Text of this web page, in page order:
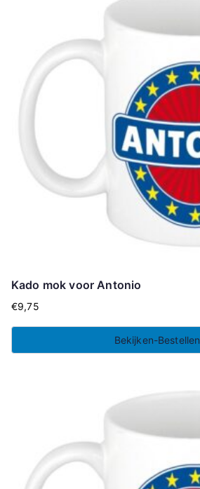
Kado mok voor Antonio
€9,75
Bekijken-Bestellen